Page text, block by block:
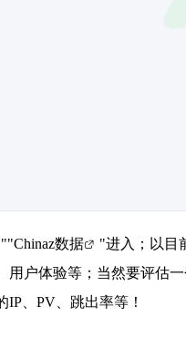
""Chinaz数据
"进入；以目
用户体验等；当然要评估
、PV、跳出率等！